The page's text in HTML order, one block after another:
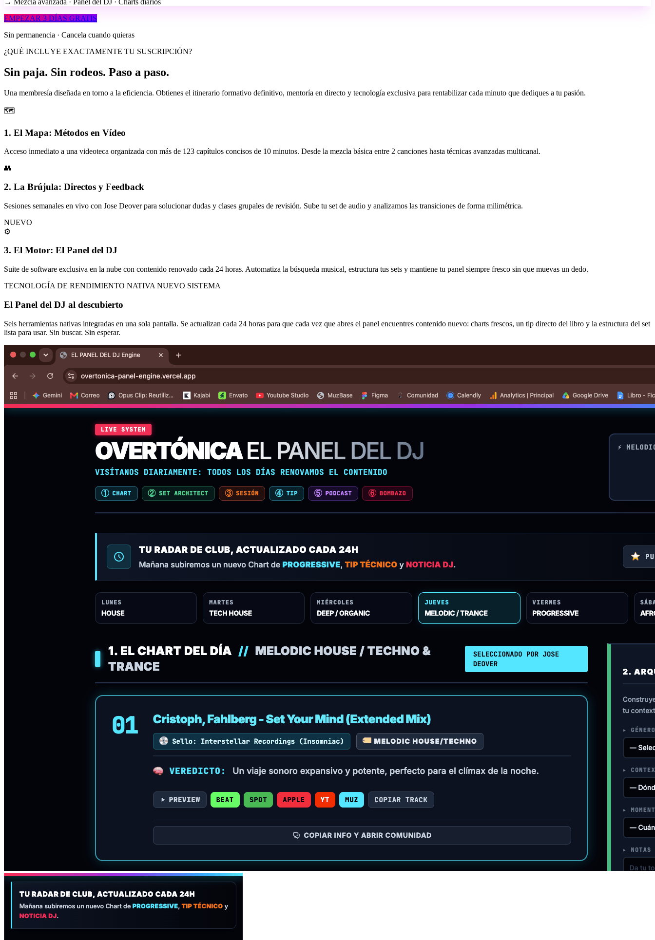
→ Mezcla avanzada · Panel del DJ · Charts diarios
EMPEZAR 3 DÍAS GRATIS
Sin permanencia · Cancela cuando quieras
¿QUÉ INCLUYE EXACTAMENTE TU SUSCRIPCIÓN?
Sin paja. Sin rodeos. Paso a paso.
Una membresía diseñada en torno a la eficiencia. Obtienes el itinerario formativo definitivo, mentoría en directo y tecnología exclusiva para rentabilizar cada minuto que dediques a tu pasión.
🗺️
1. El Mapa: Métodos en Vídeo
Acceso inmediato a una videoteca organizada con más de 123 capítulos concisos de 10 minutos. Desde la mezcla básica entre 2 canciones hasta técnicas avanzadas multicanal.
👥
2. La Brújula: Directos y Feedback
Sesiones semanales en vivo con Jose Deover para solucionar dudas y clases grupales de revisión. Sube tu set de audio y analizamos las transiciones de forma milimétrica.
NUEVO
⚙️
3. El Motor: El Panel del DJ
Suite de software exclusiva en la nube con contenido renovado cada 24 horas. Automatiza la búsqueda musical, estructura tus sets y mantiene tu panel siempre fresco sin que muevas un dedo.
TECNOLOGÍA DE RENDIMIENTO NATIVA NUEVO SISTEMA
El Panel del DJ al descubierto
Seis herramientas nativas integradas en una sola pantalla. Se actualizan cada 24 horas para que cada vez que abres el panel encuentres contenido nuevo: charts frescos, un tip directo del libro y la estructura del set
lista para usar. Sin buscar. Sin esperar.